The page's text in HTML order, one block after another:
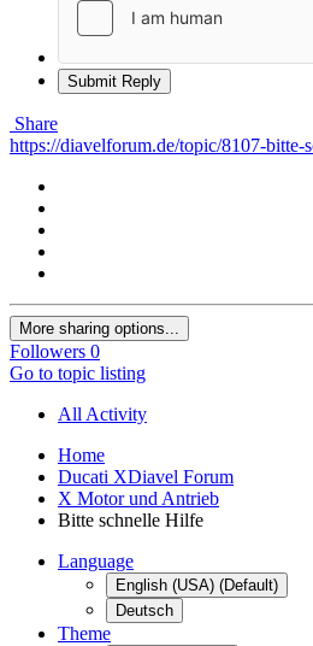
Submit Reply
Share
https://diavelforum.de/topic/8107-bitte-
More sharing options...
Followers 0
Go to topic listing
All Activity
Home
Ducati XDiavel Forum
X Motor und Antrieb
Bitte schnelle Hilfe
Language
English (USA) (Default)
Deutsch
Theme